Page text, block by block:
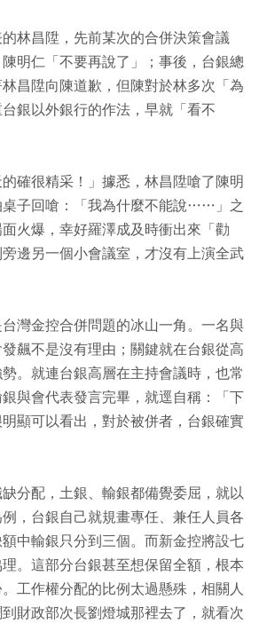
林昌陞，先前某次的合併決策會議
明仁「不要再說了」；事後，台銀總
昌陞向陳道歉，但陳對於林多次「為
銀以外銀行的作法，早就「看不
確很精采！」據悉，林昌陞嗆了陳明
桌子回嗆：「我為什麼不能說……」之
火爆，幸好羅澤成及時衝出來「勸
邊另一個小會議室，才沒有上演全武
灣金控合併問題的冰山一角。一名與
飆不是沒有理由；關鍵就在台銀從高
。就連台銀高層在主持會議時，也常
與會代表發言完畢，就逕自稱：「下
顯可以看出，對於被併者，台銀確實
分配，土銀、輸銀都備覺委屈，就以
例，台銀自己就規畫專任、兼任人員各
中輸銀只分到三個。而新金控將設七
。這部分台銀甚至想保留全額，根本
工作權分配的比例太過懸殊，相關人
財政部次長劉燈城那裡去了，就看次